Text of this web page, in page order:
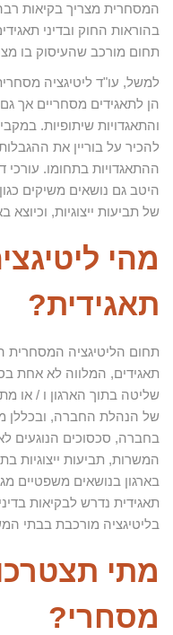
המסחרית מצריך בקיאות
בהוראות החוק ובדיני
תחום מורכב שהעיסוק בו
למשל, עו"ד ליטיגציה
הן לתאגידים מסחריים אך גם
והתאגדויות שיתופיות.
להכיר על בוריין את
ההתאגדויות בתחומו. עורכי
היטב גם נושאים משיקים
של תביעות ייצוגיות, וכיוצא
מהי
תאגידית?
תחום הליטיגציה המסחרית
תאגידים, המלווה לא אחת
שליטה בתוך הארגון ו / או
של הנהלת החברה, ובכללן
בחברה, סכסוכים הנוגעים
המשרות, תביעות ייצוגיות
בארגון בנושאים משפטיים
תאגידית נדרש לבקיאות
בליטיגציה מורכבת בבתי
מתי
מסחרי?